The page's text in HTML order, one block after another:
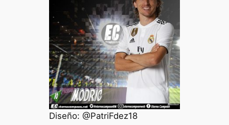
Diseño: @PatriFdez18